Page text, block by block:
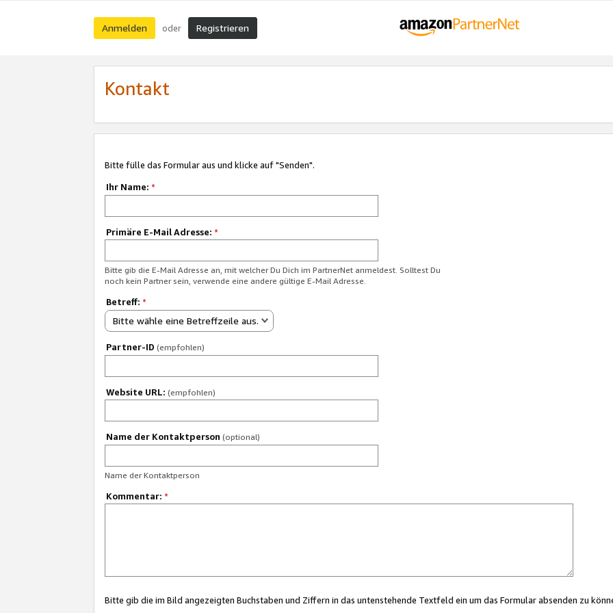
Anmelden oder Registrieren
Kontakt
Bitte fülle das Formular aus und klicke auf "Senden".
Ihr Name: *
Primäre E-Mail Adresse: *
Bitte gib die E-Mail Adresse an, mit welcher Du Dich im PartnerNet anmeldest. Solltest Du
noch kein Partner sein, verwende eine andere gültige E-Mail Adresse.
Betreff: *
Bitte wähle eine Betreffzeile aus.
Partner-ID (empfohlen)
Website URL: (empfohlen)
Name der Kontaktperson (optional)
Name der Kontaktperson
Kommentar: *
Bitte gib die im Bild angezeigten Buchstaben und Ziffern in das untenstehende Textfeld ein um das Formular absenden zu